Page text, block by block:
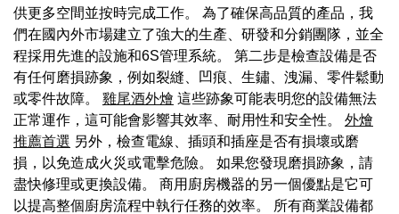
供更多空間並按時完成工作。 為了確保高品質的產品，我
們在國內外市場建立了強大的生產、研發和分銷團隊，並全
程採用先進的設施和6S管理系統。 第二步是檢查設備是否
有任何磨損跡象，例如裂縫、凹痕、生鏽、洩漏、零件鬆動
或零件故障。 雞尾酒外燴 這些跡象可能表明您的設備無法
正常運作，這可能會影響其效率、耐用性和安全性。 外燴
推薦首選 另外，檢查電線、插頭和插座是否有損壞或磨
損，以免造成火災或電擊危險。 如果您發現磨損跡象，請
盡快修理或更換設備。 商用廚房機器的另一個優點是它可
以提高整個廚房流程中執行任務的效率。 所有商業設備都